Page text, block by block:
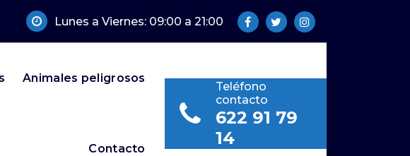
Lunes a Viernes: 09:00 a 21:00
Animales peligrosos
Contacto
Teléfono
contacto
622 91 79
14